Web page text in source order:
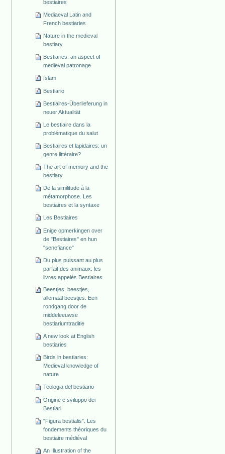
bestiaires
Mediaeval Latin and
French bestiaries
Nature in the medieval
bestiary
Bestiaries: an aspect of
medieval patronage
Islam
Bestiario
Bestiaires-Überlieferung in
neuer Aktualität
Le bestiaire dans la
problématique du salut
Bestiaires et lapidaires: un
genre littéraire?
The art of memory and the
bestiary
De la similitude à la
métamorphose. Les
bestiaires et la syntaxe
Les Bestiaires
Enige opmerkingen over
de "Bestiaires" en hun
"senefiance"
Du plus puissant au plus
parfait des animaux: les
livres appelés Bestiaires
Beestjes, beestjes,
allemaal beestjes. Een
rondgang door de
middeleeuwse
bestiariumtraditie
A new look at English
bestiaries
Birds in bestiaries:
Medieval knowledge of
nature
Teologia del bestiario
Origine e sviluppo dei
Bestiari
"Figura bestialis". Les
fondements théoriques du
bestiaire médiéval
An Illustration of the